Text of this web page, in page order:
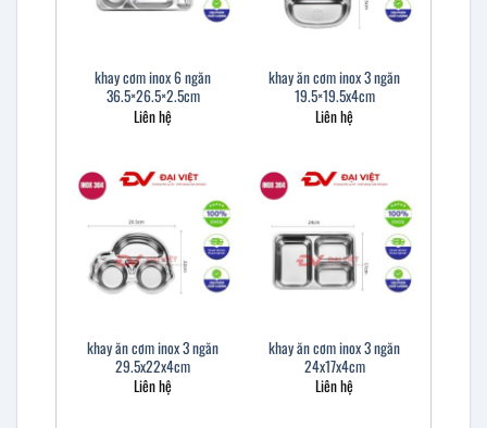
khay cơm inox 6 ngăn
36.5×26.5×2.5cm
Liên hệ
khay ăn cơm inox 3 ngăn
19.5×19.5x4cm
Liên hệ
khay ăn cơm inox 3 ngăn
29.5x22x4cm
Liên hệ
khay ăn cơm inox 3 ngăn
24x17x4cm
Liên hệ